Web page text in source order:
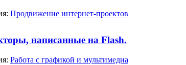
Продвижение интернет-проектов
написанные на Flash.
Работа с графикой и мультимедиа